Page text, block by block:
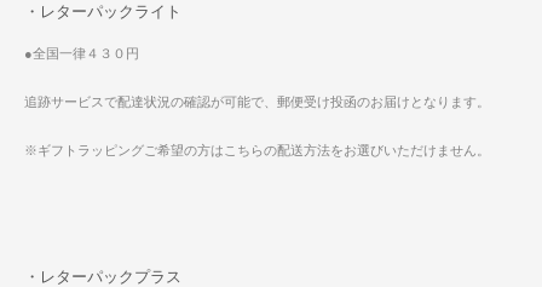
・レターパックライト
●全国一律４３０円
追跡サービスで配達状況の確認が可能で、郵便受け投函のお届けとなります。
※ギフトラッピングご希望の方はこちらの配送方法をお選びいただけません。
・レターパックプラス